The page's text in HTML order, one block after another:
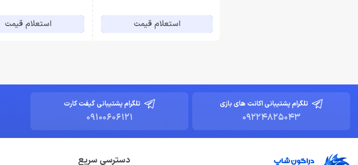
استعلام قیمت استعلام قیمت
تلگرام پشتیبانی اکانت های بازی
09224825043
تلگرام پشتیبانی گیفت کارت
09100606121
دسترسی سریع